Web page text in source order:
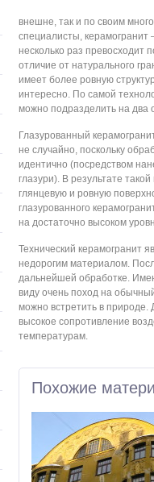
внешне, так и по своим
специалисты, керамогранит
несколько раз превосходит
отличие от натурального
имеет более ровную
интересно. По самой
можно подразделить на два
Глазурованный
не случайно, поскольку
идентично (посредством
глазури). В результате
глянцевую и ровную
глазурованного
на достаточно высоком
Технический керамогранит
недорогим материалом.
дальнейшей обработке.
виду очень поход на
можно встретить в природе.
высокое сопротивление
температурам.
Похожие